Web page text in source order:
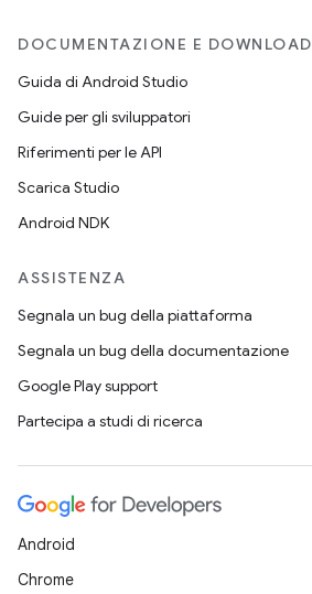
DOCUMENTAZIONE E DOWNLOAD
Guida di Android Studio
Guide per gli sviluppatori
Riferimenti per le API
Scarica Studio
Android NDK
ASSISTENZA
Segnala un bug della piattaforma
Segnala un bug della documentazione
Google Play support
Partecipa a studi di ricerca
Android
Chrome